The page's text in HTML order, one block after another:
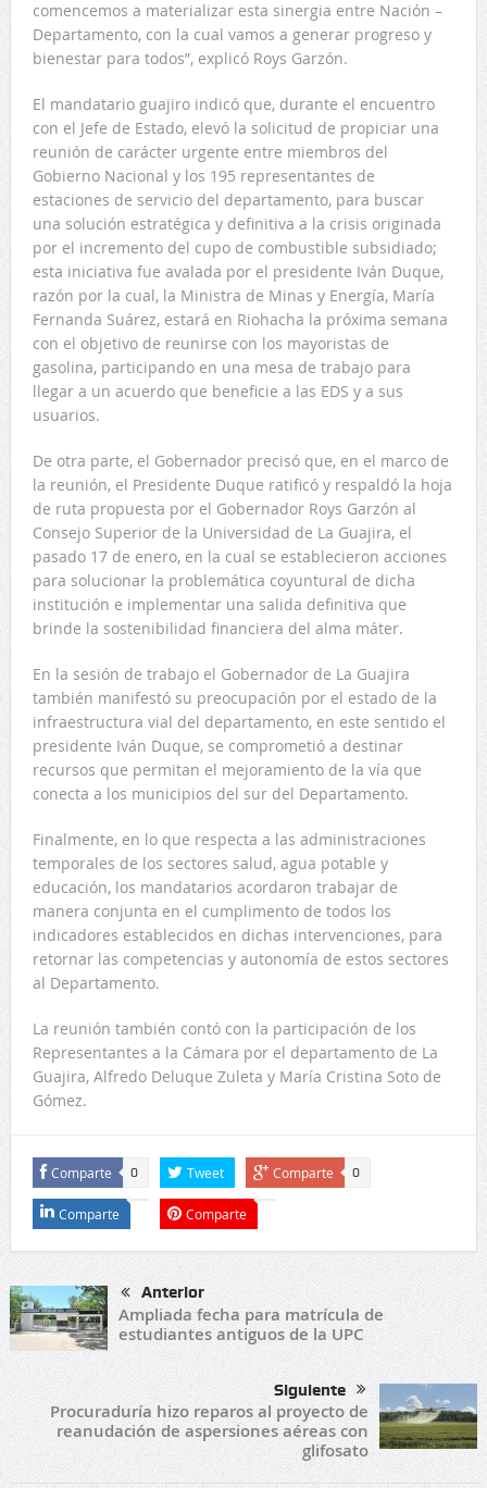
comencemos a materializar esta sinergia entre Nación –
Departamento, con la cual vamos a generar progreso y
bienestar para todos”, explicó Roys Garzón.
El mandatario guajiro indicó que, durante el encuentro
con el Jefe de Estado, elevó la solicitud de propiciar una
reunión de carácter urgente entre miembros del
Gobierno Nacional y los 195 representantes de
estaciones de servicio del departamento, para buscar
una solución estratégica y definitiva a la crisis originada
por el incremento del cupo de combustible subsidiado;
esta iniciativa fue avalada por el presidente Iván Duque,
razón por la cual, la Ministra de Minas y Energía, María
Fernanda Suárez, estará en Riohacha la próxima semana
con el objetivo de reunirse con los mayoristas de
gasolina, participando en una mesa de trabajo para
llegar a un acuerdo que beneficie a las EDS y a sus
usuarios.
De otra parte, el Gobernador precisó que, en el marco de
la reunión, el Presidente Duque ratificó y respaldó la hoja
de ruta propuesta por el Gobernador Roys Garzón al
Consejo Superior de la Universidad de La Guajira, el
pasado 17 de enero, en la cual se establecieron acciones
para solucionar la problemática coyuntural de dicha
institución e implementar una salida definitiva que
brinde la sostenibilidad financiera del alma máter.
En la sesión de trabajo el Gobernador de La Guajira
también manifestó su preocupación por el estado de la
infraestructura vial del departamento, en este sentido el
presidente Iván Duque, se comprometió a destinar
recursos que permitan el mejoramiento de la vía que
conecta a los municipios del sur del Departamento.
Finalmente, en lo que respecta a las administraciones
temporales de los sectores salud, agua potable y
educación, los mandatarios acordaron trabajar de
manera conjunta en el cumplimento de todos los
indicadores establecidos en dichas intervenciones, para
retornar las competencias y autonomía de estos sectores
al Departamento.
La reunión también contó con la participación de los
Representantes a la Cámara por el departamento de La
Guajira, Alfredo Deluque Zuleta y María Cristina Soto de
Gómez.
Comparte 0 Tweet Comparte 0
Comparte Comparte
Anterior
Ampliada fecha para matrícula de
estudiantes antiguos de la UPC
Siguiente
Procuraduría hizo reparos al proyecto de
reanudación de aspersiones aéreas con
glifosato